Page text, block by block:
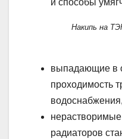
Накипь на
выпадающие в
проходимость
радиаторов